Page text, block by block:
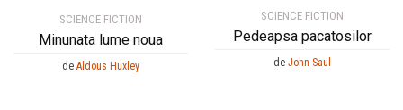
SCIENCE FICTION
Minunata lume noua
de Aldous Huxley
SCIENCE FICTION
Pedeapsa pacatosilor
de John Saul